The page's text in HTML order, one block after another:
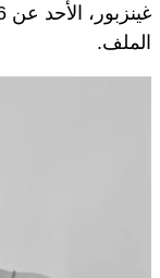
الملف.